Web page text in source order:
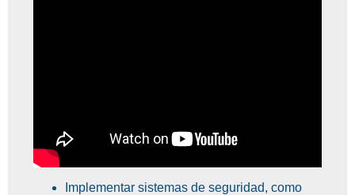
Implementar sistemas de seguridad, como